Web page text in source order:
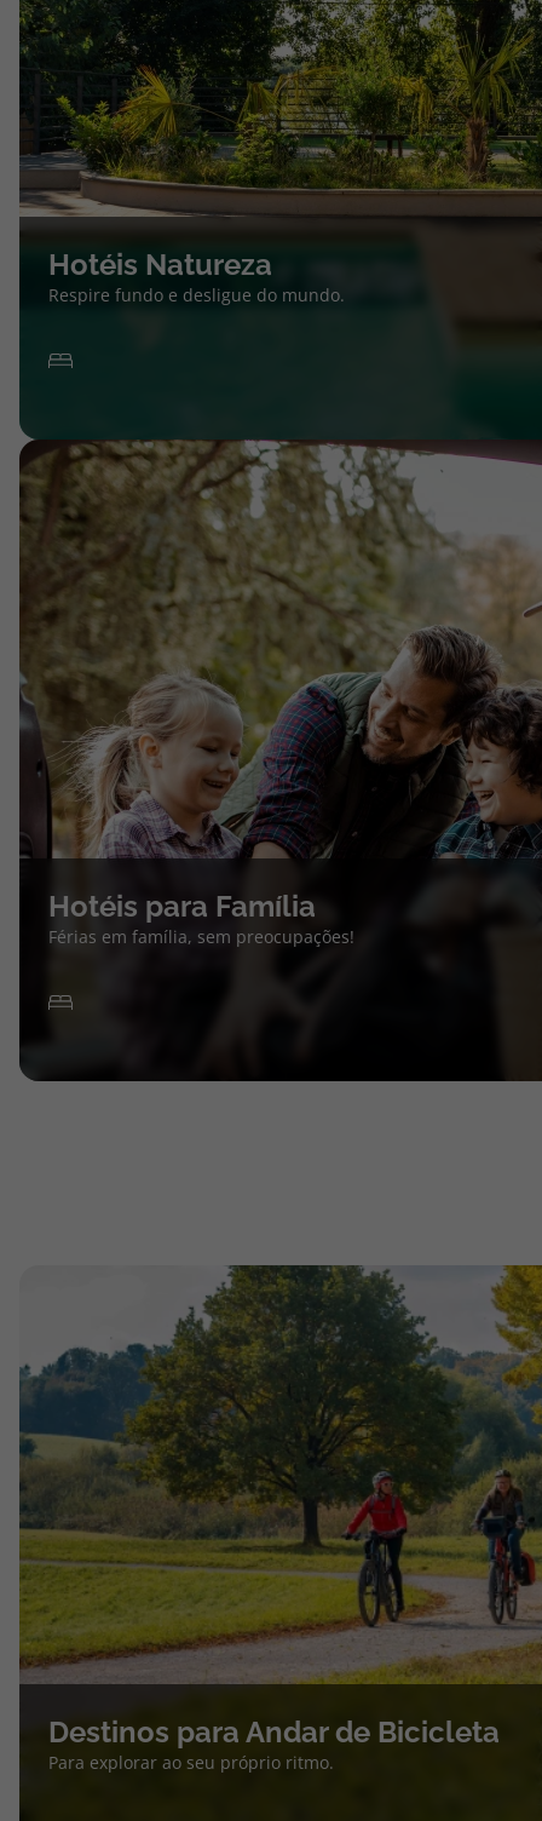
Hotéis Natureza
Respire fundo e desligue do mundo.
Hotéis para Família
Férias em família, sem preocupações!
Destinos para Andar de Bicicleta
Para explorar ao seu próprio ritmo.